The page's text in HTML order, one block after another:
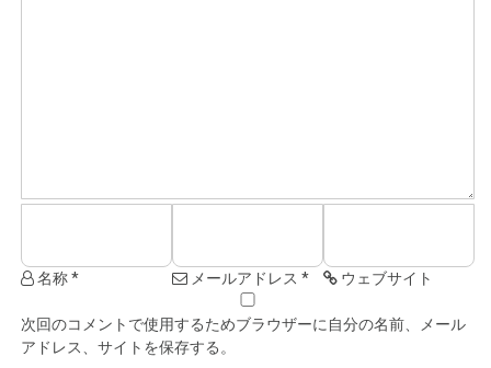
名称 * メールアドレス * ウェブサイト
次回のコメントで使用するためブラウザーに自分の名前、メール
アドレス、サイトを保存する。